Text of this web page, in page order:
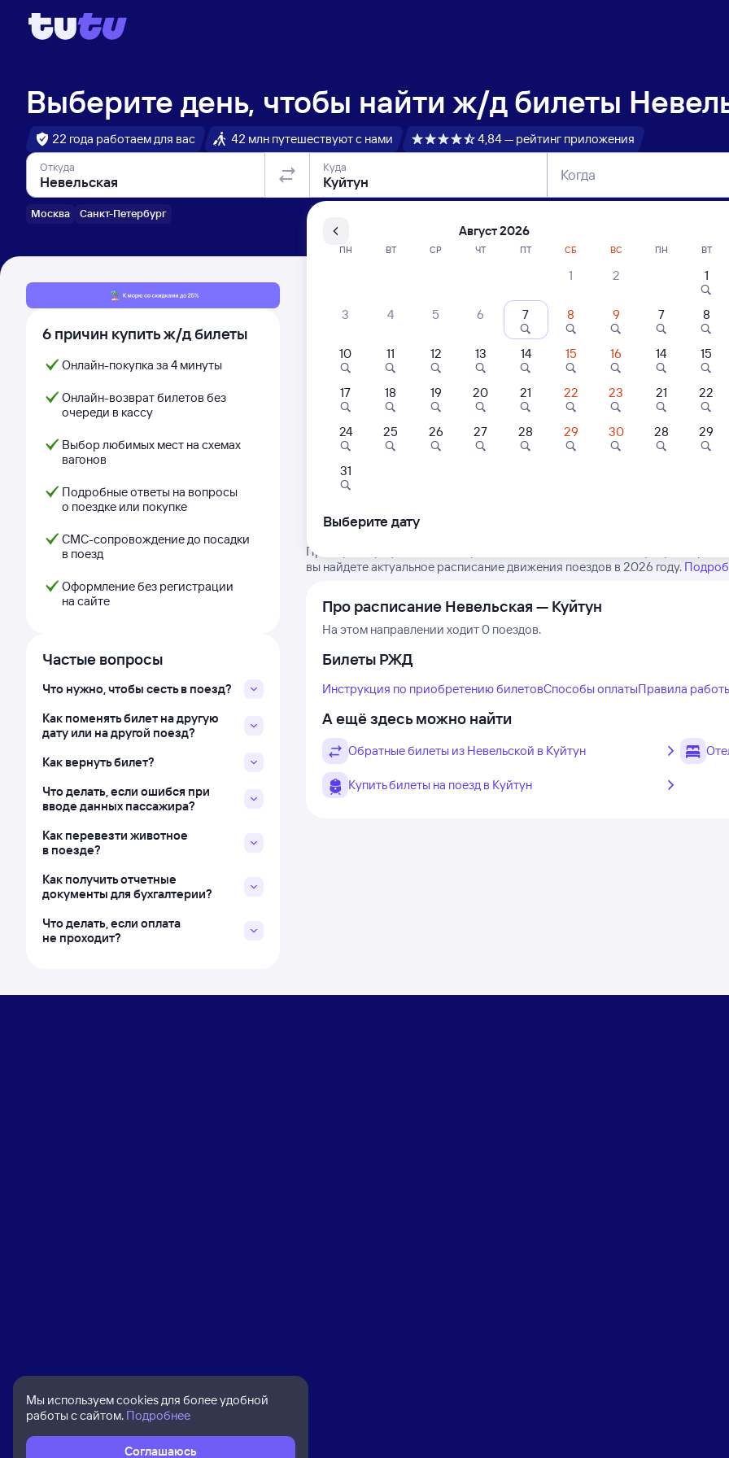
Выберите день, чтобы найти ж/д билеты
22 года работаем для вас 42 млн путешествуют с нами 4,84 — рейтинг приложения
Откуда
Москва Санкт-Петербург
Куда Когда
6 причин купить ж/д билеты
Онлайн-покупка за 4 минуты
Онлайн-возврат билетов без
очереди в кассу
Выбор любимых мест на схемах
вагонов
Подробные ответы на вопросы
о поездке или покупке
СМС-сопровождение до посадки
в поезд
Оформление без регистрации
на сайте
Частые вопросы
Что нужно, чтобы сесть в поезд?
Как поменять билет на другую
дату или на другой поезд?
Как вернуть билет?
Что делать, если ошибся при
вводе данных пассажира?
Как перевезти животное
в поезде?
Как получить отчетные
документы для бухгалтерии?
Что делать, если оплата
не проходит?
Расписание поездов Невельская — Куйтун
Нет рейсов по
Проверьте график движения рейсов РЖД из Невельской в Куйтун.
вы найдете актуальное расписание движения поездов в 2026 году.
Про расписание Невельская — Куйтун
На этом направлении ходит 0 поездов.
Билеты РЖД
Инструкция по приобретению билетовСпособы оплатыПравила
А ещё здесь можно найти
Обратные билеты из Невельской в Куйтун
Купить билеты на поезд в Куйтун
Мы используем cookies для более удобной
работы с сайтом. Подробнее
Соглашаюсь
Август 2026
ПН ВТ СР ЧТ ПТ СБ ВС
1 2
3 4 5 6 7 8 9
10 11 12 13 14 15 16
17 18 19 20 21 22 23
24 25 26 27 28 29 30
31
ПН ВТ
1
7 8
14 15
21 22
28 29
Выберите дату